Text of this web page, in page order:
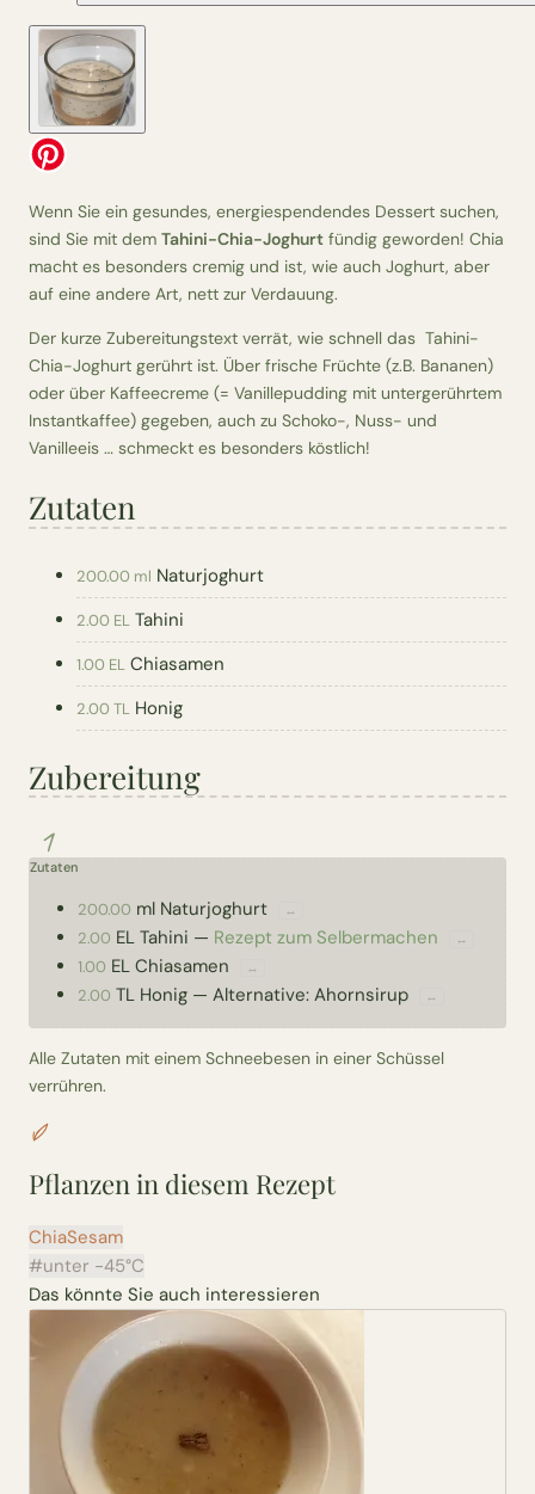
Wenn Sie ein gesundes, energiespendendes Dessert suchen,
sind Sie mit dem Tahini-Chia-Joghurt fündig geworden! Chia
macht es besonders cremig und ist, wie auch Joghurt, aber
auf eine andere Art, nett zur Verdauung.
Der kurze Zubereitungstext verrät, wie schnell das Tahini-
Chia-Joghurt gerührt ist. Über frische Früchte (z.B. Bananen)
oder über Kaffeecreme (= Vanillepudding mit untergerührtem
Instantkaffee) gegeben, auch zu Schoko-, Nuss- und
Vanilleeis … schmeckt es besonders köstlich!
Zutaten
200.00 ml Naturjoghurt
2.00 EL Tahini
1.00 EL Chiasamen
2.00 TL Honig
Zubereitung
1
Zutaten
200.00 ml Naturjoghurt ↔
2.00 EL Tahini — Rezept zum Selbermachen ↔
1.00 EL Chiasamen ↔
2.00 TL Honig — Alternative: Ahornsirup ↔
Alle Zutaten mit einem Schneebesen in einer Schüssel
verrühren.
Pflanzen in diesem Rezept
ChiaSesam
#unter -45°C
Das könnte Sie auch interessieren